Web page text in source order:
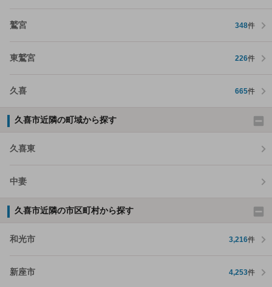
鷲宮 348件
東鷲宮 226件
久喜 665件
久喜市近隣の町域から探す
久喜東
中妻
久喜市近隣の市区町村から探す
和光市 3,216件
新座市 4,253件